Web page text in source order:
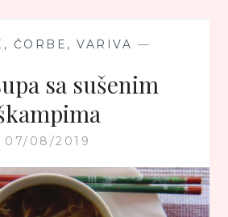
ORAHA
ČORBE, VARIVA —
sa sušenim
07/08/2019